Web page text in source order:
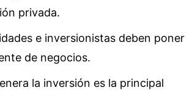
privada.
e inversionistas deben poner
de negocios.
la inversión es la principal